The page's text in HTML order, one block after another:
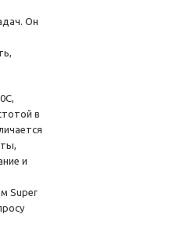
Он
в
и
Super